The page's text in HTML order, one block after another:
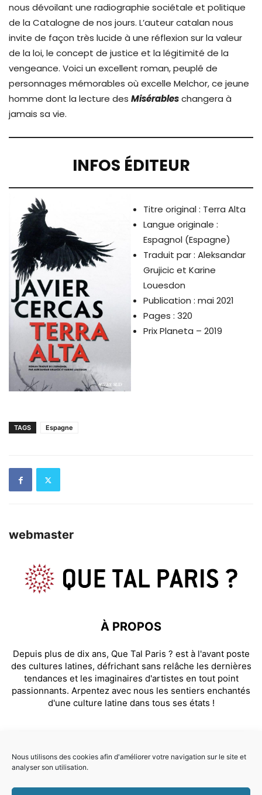
nous dévoilant une radiographie sociétale et politique
de la Catalogne de nos jours. L’auteur catalan nous
invite de façon très lucide à une réflexion sur la valeur
de la loi, le concept de justice et la légitimité de la
vengeance. Voici un excellent roman, peuplé de
personnages mémorables où excelle Melchor, ce jeune
homme dont la lecture des Misérableschangera à
jamais sa vie.
INFOS ÉDITEUR
Titre original : Terra Alta
Langue originale :
Espagnol (Espagne)
Traduit par : Aleksandar
Grujicic et Karine
Louesdon
Publication : mai 2021
Pages : 320
Prix Planeta – 2019
TAGS Espagne
webmaster
À PROPOS
Depuis plus de dix ans, Que Tal Paris ? est à l'avant poste
des cultures latines, défrichant sans relâche les dernières
tendances et les imaginaires d'artistes en tout point
passionnants. Arpentez avec nous les sentiers enchantés
d'une culture latine dans tous ses états !
Nous utilisons des cookies afin d'améliorer votre navigation sur le site et
analyser son utilisation.